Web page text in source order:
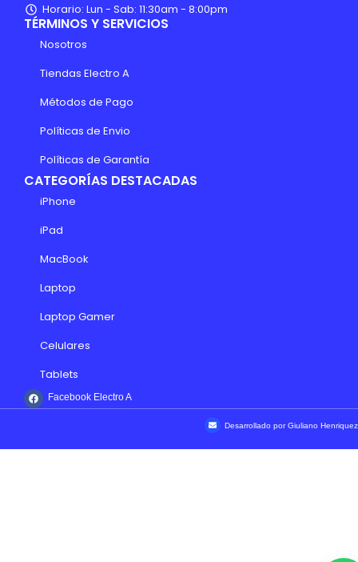
Horario: Lun - Sab: 11:30am - 8:00pm
TÉRMINOS Y SERVICIOS
Nosotros
Tiendas Electro A
Métodos de Pago
Políticas de Envio
Políticas de Garantía
CATEGORÍAS DESTACADAS
iPhone
iPad
MacBook
Laptop
Laptop Gamer
Celulares
Tablets
Facebook Electro A
Desarrollado por Giuliano Henriquez